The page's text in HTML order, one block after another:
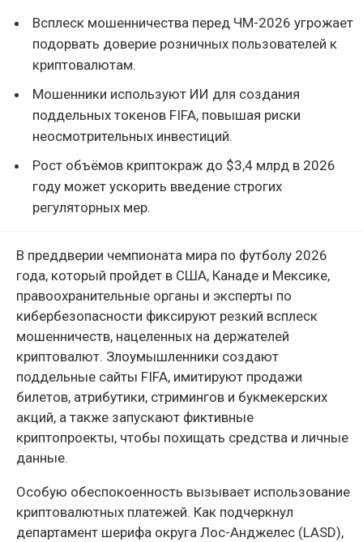
Всплеск мошенничества перед ЧМ-2026 угрожает
подорвать доверие розничных пользователей к
криптовалютам.
Мошенники используют ИИ для создания
поддельных токенов FIFA, повышая риски
неосмотрительных инвестиций.
Рост объёмов криптокраж до $3,4 млрд в 2026
году может ускорить введение строгих
регуляторных мер.
В преддверии чемпионата мира по футболу 2026
года, который пройдет в США, Канаде и Мексике,
правоохранительные органы и эксперты по
кибербезопасности фиксируют резкий всплеск
мошенничеств, нацеленных на держателей
криптовалют. Злоумышленники создают
поддельные сайты FIFA, имитируют продажи
билетов, атрибутики, стримингов и букмекерских
акций, а также запускают фиктивные
криптопроекты, чтобы похищать средства и личные
данные.
Особую обеспокоенность вызывает использование
криптовалютных платежей. Как подчеркнул
департамент шерифа округа Лос-Анджелес (LASD),